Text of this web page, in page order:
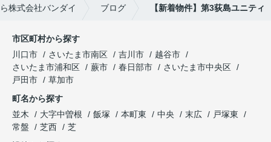
株式会社バンダイ ブログ 【新着物件】第3荻島ユニティ
市区町村から探す
川口市
さいたま市南区 吉川市
越谷市
さいたま市浦和区
蕨市 春日部市
さいたま市中央区
戸田市
草加市
町名から探す
並木
大字中曽根 飯塚 本町東 中央 末広
戸塚東
常盤
芝西
芝